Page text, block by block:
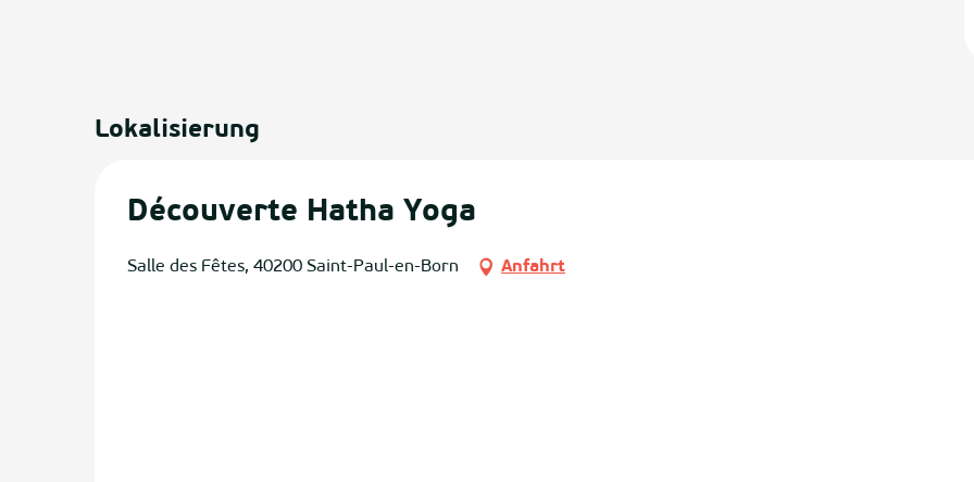
Lokalisierung
Découverte Hatha Yoga
Salle des Fêtes, 40200 Saint-Paul-en-Born Anfahrt